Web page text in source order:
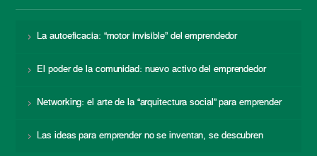
La autoeficacia: “motor invisible” del emprendedor
El poder de la comunidad: nuevo activo del emprendedor
Networking: el arte de la “arquitectura social” para emprender
Las ideas para emprender no se inventan, se descubren